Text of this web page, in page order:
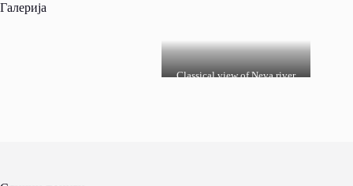
Галерија
Classical view of Neva river